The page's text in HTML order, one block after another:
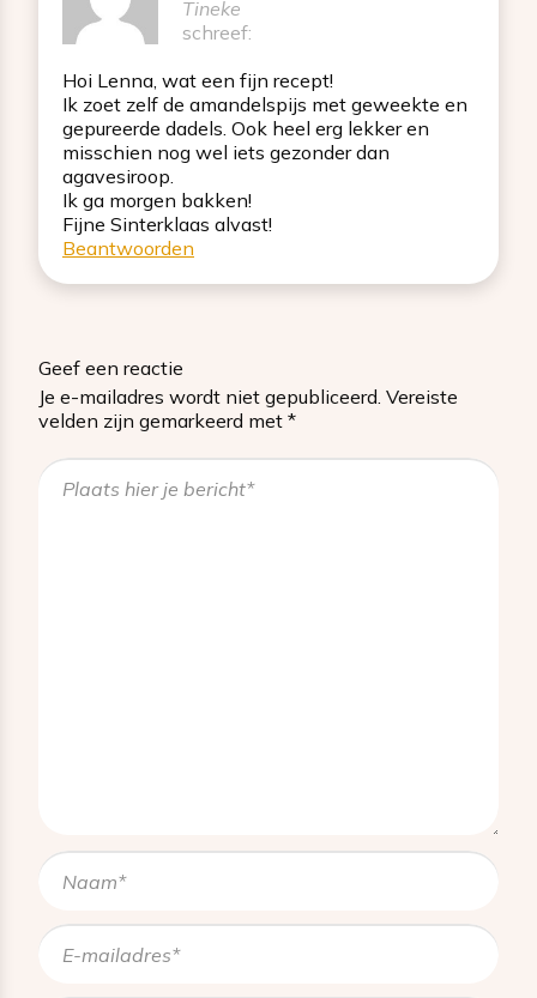
Tineke
schreef:
Hoi Lenna, wat een fijn recept!
Ik zoet zelf de amandelspijs met geweekte en
gepureerde dadels. Ook heel erg lekker en
misschien nog wel iets gezonder dan
agavesiroop.
Ik ga morgen bakken!
Fijne Sinterklaas alvast!
Beantwoorden
Geef een reactie
Je e-mailadres wordt niet gepubliceerd. Vereiste
velden zijn gemarkeerd met *